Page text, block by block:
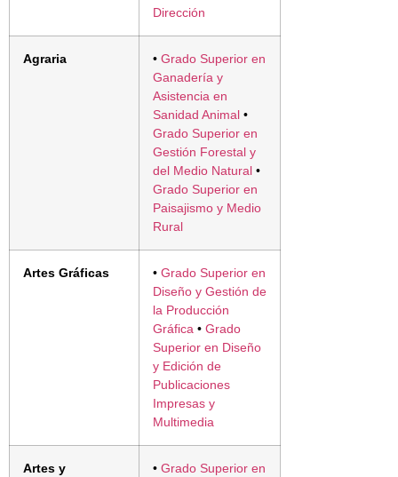
Dirección
Agraria • Grado Superior en
Ganadería y
Asistencia en
Sanidad Animal •
Grado Superior en
Gestión Forestal y
del Medio Natural •
Grado Superior en
Paisajismo y Medio
Rural
Artes Gráficas • Grado Superior en
Diseño y Gestión de
la Producción
Gráfica • Grado
Superior en Diseño
y Edición de
Publicaciones
Impresas y
Multimedia
Artes y • Grado Superior en